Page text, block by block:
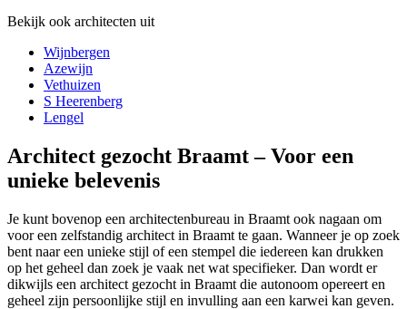
Bekijk ook architecten uit
Wijnbergen
Azewijn
Vethuizen
S Heerenberg
Lengel
Architect gezocht Braamt – Voor een
unieke belevenis
Je kunt bovenop een architectenbureau in Braamt ook nagaan om
voor een zelfstandig architect in Braamt te gaan. Wanneer je op zoek
bent naar een unieke stijl of een stempel die iedereen kan drukken
op het geheel dan zoek je vaak net wat specifieker. Dan wordt er
dikwijls een architect gezocht in Braamt die autonoom opereert en
geheel zijn persoonlijke stijl en invulling aan een karwei kan geven.